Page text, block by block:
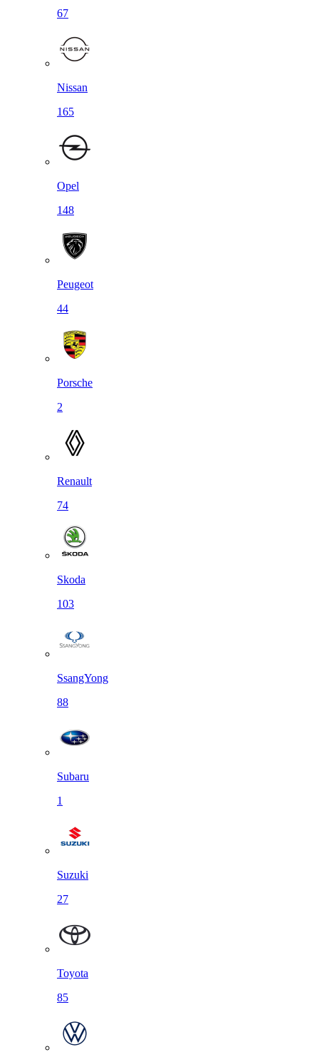
67
Nissan
165
Opel
148
Peugeot
44
Porsche
2
Renault
74
Skoda
103
SsangYong
88
Subaru
1
Suzuki
27
Toyota
85